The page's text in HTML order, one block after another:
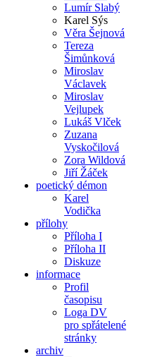
Lumír Slabý
Karel Sýs
Věra Šejnová
Tereza
Šimůnková
Miroslav
Václavek
Miroslav
Vejlupek
Lukáš Vlček
Zuzana
Vyskočilová
Zora Wildová
Jiří Žáček
poetický démon
Karel
Vodička
přílohy
Příloha I
Příloha II
Diskuze
informace
Profil
časopisu
Loga DV
pro spřátelené
stránky
archiv